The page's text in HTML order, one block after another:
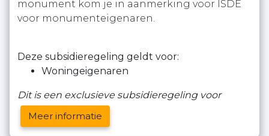
monument kom je in aanmerking voor ISDE
voor monumenteigenaren.
Deze subsidieregeling geldt voor:
Woningeigenaren
Dit is een exclusieve subsidieregeling voor
Meer informatie